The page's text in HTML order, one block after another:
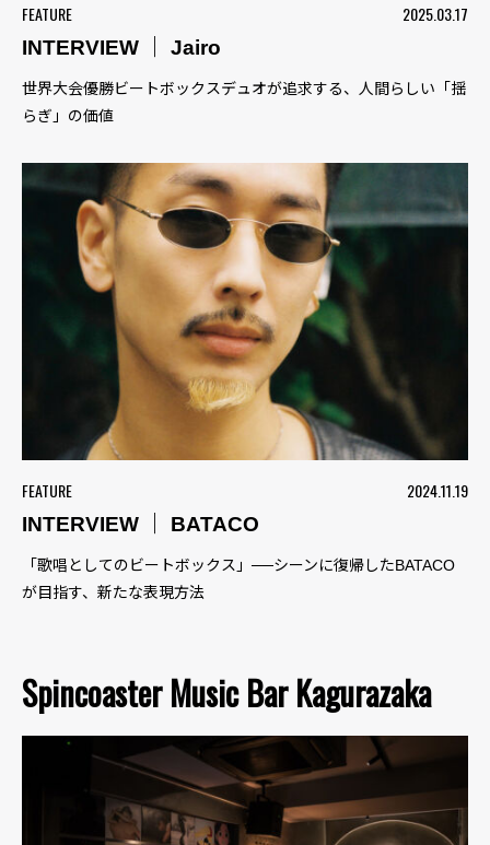
FEATURE
2025.03.17
INTERVIEW ｜ Jairo
世界大会優勝ビートボックスデュオが追求する、人間らしい「揺
らぎ」の価値
FEATURE
2024.11.19
INTERVIEW ｜ BATACO
「歌唱としてのビートボックス」──シーンに復帰したBATACO
が目指す、新たな表現方法
Spincoaster Music Bar Kagurazaka